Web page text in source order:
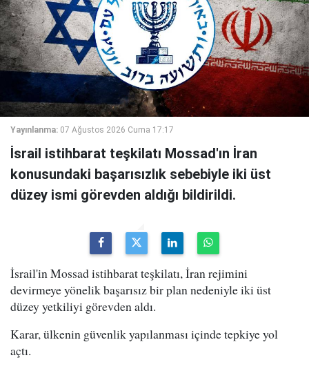
Yayınlanma: 07 Ağustos 2026 Cuma 17:17
İsrail istihbarat teşkilatı Mossad'ın İran
konusundaki başarısızlık sebebiyle iki üst
düzey ismi görevden aldığı bildirildi.
İsrail'in Mossad istihbarat teşkilatı, İran rejimini
devirmeye yönelik başarısız bir plan nedeniyle iki üst
düzey yetkiliyi görevden aldı.
Karar, ülkenin güvenlik yapılanması içinde tepkiye yol
açtı.